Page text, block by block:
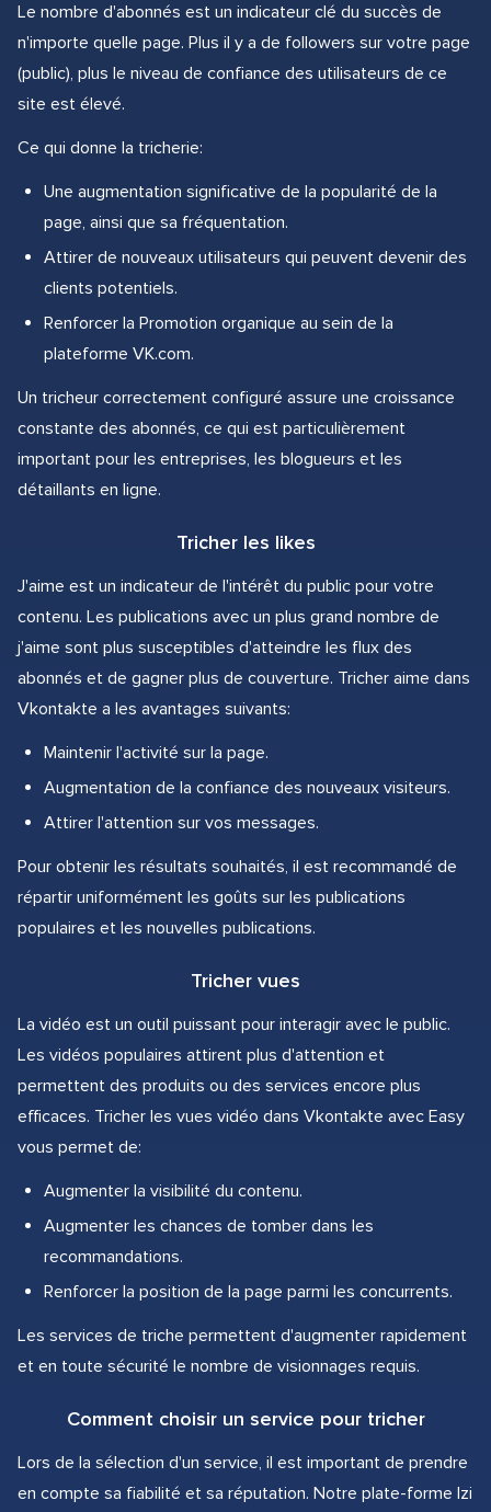
Le nombre d'abonnés est un indicateur clé du succès de
n'importe quelle page. Plus il y a de followers sur votre page
(public), plus le niveau de confiance des utilisateurs de ce
site est élevé.
Ce qui donne la tricherie:
Une augmentation significative de la popularité de la
page, ainsi que sa fréquentation.
Attirer de nouveaux utilisateurs qui peuvent devenir des
clients potentiels.
Renforcer la Promotion organique au sein de la
plateforme VK.com.
Un tricheur correctement configuré assure une croissance
constante des abonnés, ce qui est particulièrement
important pour les entreprises, les blogueurs et les
détaillants en ligne.
Tricher les likes
J'aime est un indicateur de l'intérêt du public pour votre
contenu. Les publications avec un plus grand nombre de
j'aime sont plus susceptibles d'atteindre les flux des
abonnés et de gagner plus de couverture. Tricher aime dans
Vkontakte a les avantages suivants:
Maintenir l'activité sur la page.
Augmentation de la confiance des nouveaux visiteurs.
Attirer l'attention sur vos messages.
Pour obtenir les résultats souhaités, il est recommandé de
répartir uniformément les goûts sur les publications
populaires et les nouvelles publications.
Tricher vues
La vidéo est un outil puissant pour interagir avec le public.
Les vidéos populaires attirent plus d'attention et
permettent des produits ou des services encore plus
efficaces. Tricher les vues vidéo dans Vkontakte avec Easy
vous permet de:
Augmenter la visibilité du contenu.
Augmenter les chances de tomber dans les
recommandations.
Renforcer la position de la page parmi les concurrents.
Les services de triche permettent d'augmenter rapidement
et en toute sécurité le nombre de visionnages requis.
Comment choisir un service pour tricher
Lors de la sélection d'un service, il est important de prendre
en compte sa fiabilité et sa réputation. Notre plate-forme Izi